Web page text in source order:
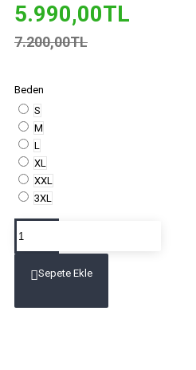
5.990,00TL
7.200,00TL
Beden
S
M
L
XL
XXL
3XL
Sepete Ekle